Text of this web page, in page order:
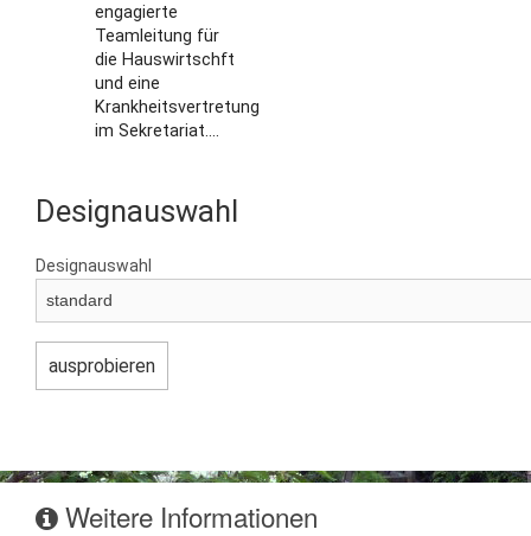
engagierte
Teamleitung für
die Hauswirtschft
und eine
Krankheitsvertretung
im Sekretariat....
Designauswahl
Designauswahl
Weitere Informationen